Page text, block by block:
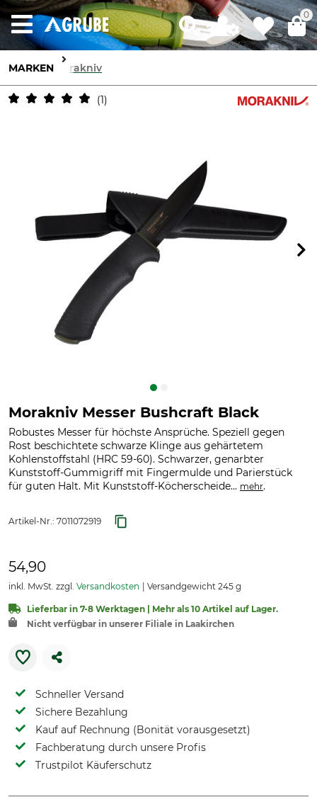
0
MARKEN Morakniv
1
Morakniv Messer Bushcraft Black
Robustes Messer für höchste Ansprüche. Speziell gegen
Rost beschichtete schwarze Klinge aus gehärtetem
Kohlenstoffstahl (HRC 59-60). Schwarzer, genarbter
Kunststoff-Gummigriff mit Fingermulde und Parierstück
für guten Halt. Mit Kunststoff-Köcherscheide... mehr.
Artikel-Nr.: 7011072919
54,90
inkl. MwSt. zzgl. Versandkosten Versandgewicht 245 g
Lieferbar in 7-8 Werktagen | Mehr als 10 Artikel auf Lager.
Nicht verfügbar in unserer Filiale in Laakirchen
Schneller Versand
Sichere Bezahlung
Kauf auf Rechnung (Bonität vorausgesetzt)
Fachberatung durch unsere Profis
Trustpilot Käuferschutz